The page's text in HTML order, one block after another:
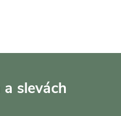
a slevách